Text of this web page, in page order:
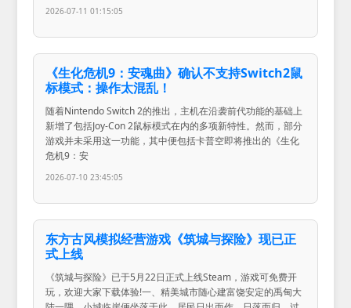
2026-07-11 01:15:05
《生化危机9：安魂曲》确认不支持Switch2鼠
标模式：操作太混乱！
随着Nintendo Switch 2的推出，主机在沿袭前代功能的基础上
新增了包括Joy-Con 2鼠标模式在内的多项新特性。然而，部分
游戏并未采用这一功能，其中便包括卡普空即将推出的《生化
危机9：安
2026-07-10 23:45:05
东方古风模拟经营游戏《筑城与探险》现已正
式上线
《筑城与探险》已于5月22日正式上线Steam，游戏可免费开
玩，欢迎大家下载体验!一、精美城市随心建富饶安定的禹甸大